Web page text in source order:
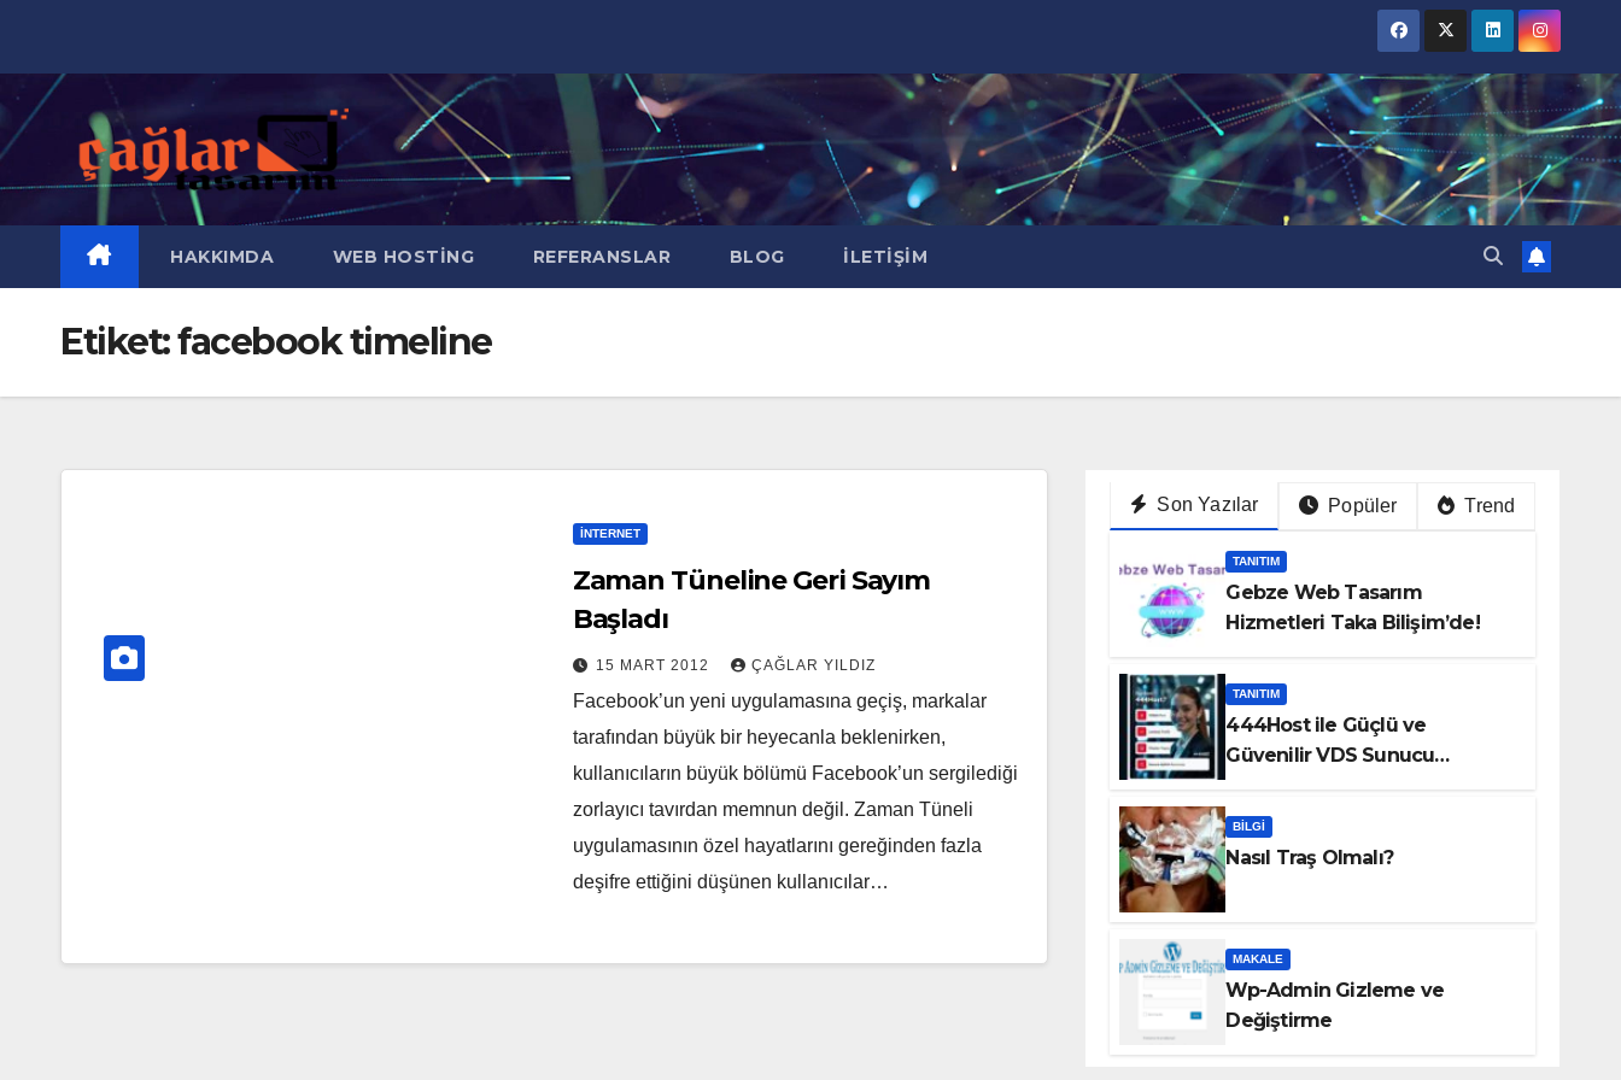
content
HAKKIMDA WEB HOSTING REFERANSLAR BLOG İLETIŞIM
Etiket:facebook timeline
İNTERNET
Zaman Tüneline Geri Sayım
Başladı
15 MART 2012 ÇAĞLAR YILDIZ
Facebook’un yeni uygulamasına geçiş, markalar
tarafından büyük bir heyecanla beklenirken,
kullanıcıların büyük bölümü Facebook’un sergilediği
zorlayıcı tavırdan memnun değil. Zaman Tüneli
uygulamasının özel hayatlarını gereğinden fazla
deşifre ettiğini düşünen kullanıcılar…
Son Yazılar Popüler Trend
TANITIM
Gebze Web Tasarım
Hizmetleri Taka Bilişim’de!
TANITIM
444Host ile Güçlü ve
Güvenilir VDS Sunucu
BILGI
Nasıl Traş Olmalı?
MAKALE
Wp-Admin Gizleme ve
Değiştirme